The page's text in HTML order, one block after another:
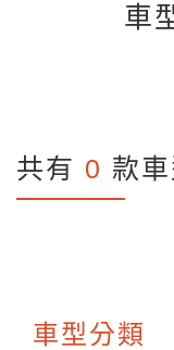
車
共有 0 款車
車型分類